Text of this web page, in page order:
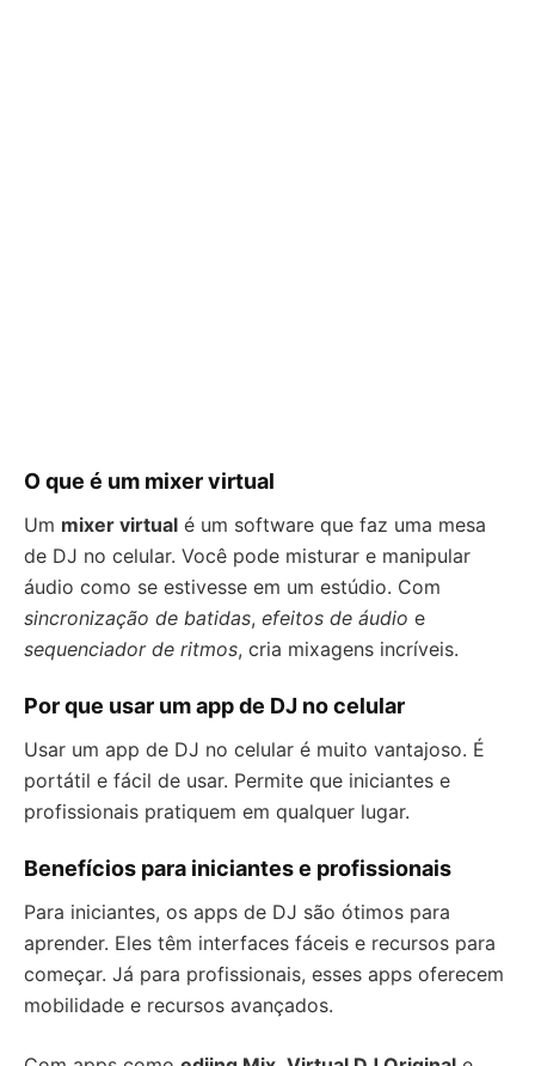
O que é um mixer virtual
Um mixer virtual é um software que faz uma mesa
de DJ no celular. Você pode misturar e manipular
áudio como se estivesse em um estúdio. Com
sincronização de batidas, efeitos de áudio e
sequenciador de ritmos, cria mixagens incríveis.
Por que usar um app de DJ no celular
Usar um app de DJ no celular é muito vantajoso. É
portátil e fácil de usar. Permite que iniciantes e
profissionais pratiquem em qualquer lugar.
Benefícios para iniciantes e profissionais
Para iniciantes, os apps de DJ são ótimos para
aprender. Eles têm interfaces fáceis e recursos para
começar. Já para profissionais, esses apps oferecem
mobilidade e recursos avançados.